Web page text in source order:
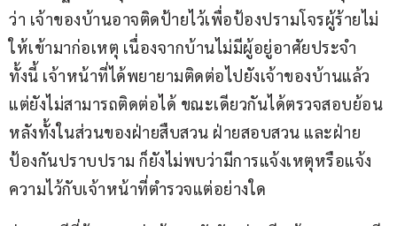
ว่า เจ้าของบ้านอาจติดป้ายไว้เพื่อป้องปรามโจรผู้ร้ายไม่
ให้เข้ามาก่อเหตุ เนื่องจากบ้านไม่มีผู้อยู่อาศัยประจำ
ทั้งนี้ เจ้าหน้าที่ได้พยายามติดต่อไปยังเจ้าของบ้านแล้ว
แต่ยังไม่สามารถติดต่อได้ ขณะเดียวกันได้ตรวจสอบย้อน
หลังทั้งในส่วนของฝ่ายสืบสวน ฝ่ายสอบสวน และฝ่าย
ป้องกันปราบปราม ก็ยังไม่พบว่ามีการแจ้งเหตุหรือแจ้ง
ความไว้กับเจ้าหน้าที่ตำรวจแต่อย่างใด